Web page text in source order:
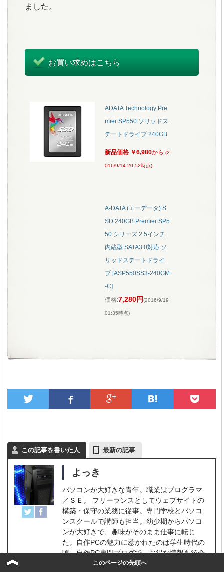
ました。
お買い求めはこちら
ADATA Technology Pre
mier SP550 ソリッドス
テートドライブ 240GB
新品価格 ￥6,980から (2
016/9/14 20:52時点)
A-DATA (エーデータ) S
SD 240GB Premier SP5
50 シリーズ 2.5インチ
内蔵型 SATA3.0対応 ソ
リッドステートドライ
ブ [ASP550SS3-240GM
-C]
価格:7,280円(2016/9/19
01:35時点)
この記事を書いた人 最新の記事
よっき
パソコンが大好きな青年。職業はプログラマ
／ＳＥ。 フリーランスとしてウェブサイトの
構築・保守の業務に従事。専門学校とパソコ
ンスクールで講師も担当。幼少期からパソコ
ンが大好きで、趣味がそのまま仕事に転じ
た。自作PCの魅力に惹かれたのは学生時代の
頃。自作PC専門ブログで、お得な情報を紹介
しています。このページの先頭へ